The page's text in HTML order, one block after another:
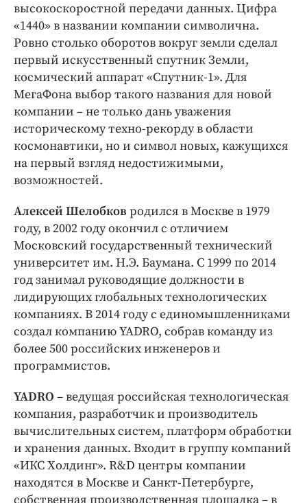
высокоскоростной передачи данных. Цифра
«1440» в названии компании символична.
Ровно столько оборотов вокруг земли сделал
первый искусственный спутник Земли,
космический аппарат «Спутник-1». Для
МегаФона выбор такого названия для новой
компании – не только дань уважения
историческому техно-рекорду в области
космонавтики, но и символ новых, кажущихся
на первый взгляд недостижимыми,
возможностей.
Алексей Шелобков родился в Москве в 1979
году, в 2002 году окончил с отличием
Московский государственный технический
университет им. Н.Э. Баумана. С 1999 по 2014
год занимал руководящие должности в
лидирующих глобальных технологических
компаниях. В 2014 году с единомышленниками
создал компанию YADRO, собрав команду из
более 500 российских инженеров и
программистов.
YADRO – ведущая российская технологическая
компания, разработчик и производитель
вычислительных систем, платформ обработки
и хранения данных. Входит в группу компаний
«ИКС Холдинг». R&D центры компании
находятся в Москве и Санкт-Петербурге,